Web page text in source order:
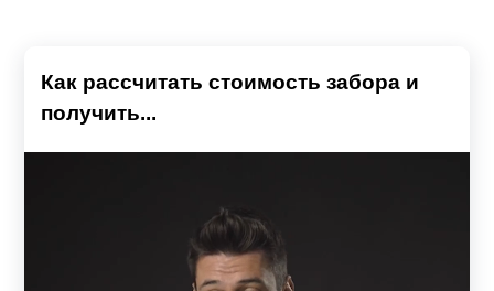
Как рассчитать стоимость забора и
получить...